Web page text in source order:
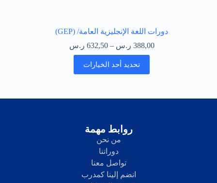
دورات اللغة الإنجليزية العامة/ (GEP)
388,00 ر.س –
632,50 ر.س
تحديد أحد الخيارات
روابط مهمة
من نحن
دوراتنا
تواصل معنا
انضم إلينا كمدرب